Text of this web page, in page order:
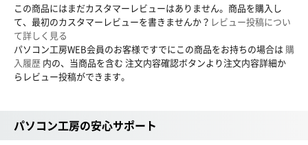
この商品にはまだカスタマーレビューはありません。商品を購入し
て、最初のカスタマーレビューを書きませんか？ レビュー投稿につい
て詳しく見る
パソコン工房WEB会員のお客様ですでにこの商品をお持ちの場合は 購
入履歴 内の、当商品を含む 注文内容確認ボタンより注文内容詳細か
らレビュー投稿ができます。
パソコン工房の安心サポート